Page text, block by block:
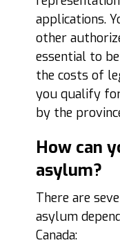
applications.
other
essential to
the costs of
you qualify
by the
How can
asylum?
There are
asylum
Canada: